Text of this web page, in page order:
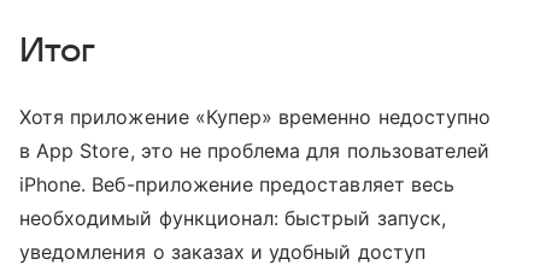
Итог
Хотя приложение «Купер» временно недоступно
в App Store, это не проблема для пользователей
iPhone. Веб-приложение предоставляет весь
необходимый функционал: быстрый запуск,
уведомления о заказах и удобный доступ